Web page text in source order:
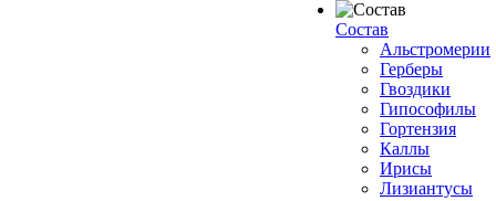
Состав
Альстромерии
Герберы
Гвоздики
Гипософилы
Гортензия
Каллы
Ирисы
Лизиантусы